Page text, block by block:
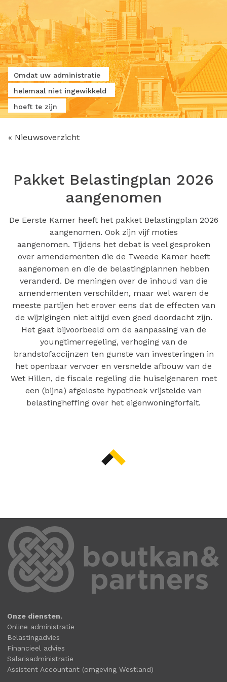
Omdat uw administratie
helemaal niet ingewikkeld
hoeft te zijn
« Nieuwsoverzicht
Pakket Belastingplan 2026
aangenomen
De Eerste Kamer heeft het pakket Belastingplan 2026
aangenomen. Ook zijn vijf moties
aangenomen. Tijdens het debat is veel gesproken
over amendementen die de Tweede Kamer heeft
aangenomen en die de belastingplannen hebben
veranderd. De meningen over de inhoud van die
amendementen verschilden, maar wel waren de
meeste partijen het erover eens dat de effecten van
de wijzigingen niet altijd even goed doordacht zijn.
Het gaat bijvoorbeeld om de aanpassing van de
youngtimerregeling, verhoging van de
brandstofaccijnzen ten gunste van investeringen in
het openbaar vervoer en versnelde afbouw van de
Wet Hillen, de fiscale regeling die huiseigenaren met
een (bijna) afgeloste hypotheek vrijstelde van
belastingheffing over het eigenwoningforfait.
Onze diensten.
Online administratie
Belastingadvies
Financieel advies
Salarisadministratie
Assistent Accountant (omgeving Westland)